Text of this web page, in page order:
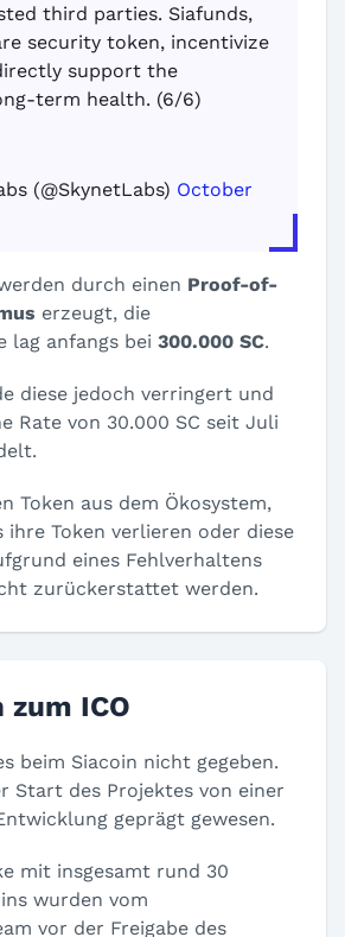
third parties. Siafunds,
security token, incentivize
support the
term health. (6/6)
(@SkynetLabs) October
durch einen Proof-of-
erzeugt, die
lag anfangs bei 300.000 SC.
diese jedoch verringert und
Rate von 30.000 SC seit Juli
Token aus dem Ökosystem,
ihre Token verlieren oder diese
eines Fehlverhaltens
zurückerstattet werden.
ICO
beim Siacoin nicht gegeben.
Start des Projektes von einer
geprägt gewesen.
mit insgesamt rund 30
wurden vom
vor der Freigabe des